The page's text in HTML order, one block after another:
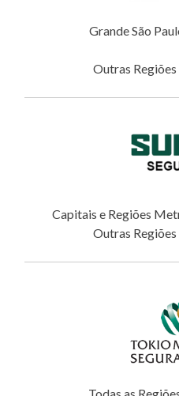
Grande São
Outras
Capitais e Regiões
Outras